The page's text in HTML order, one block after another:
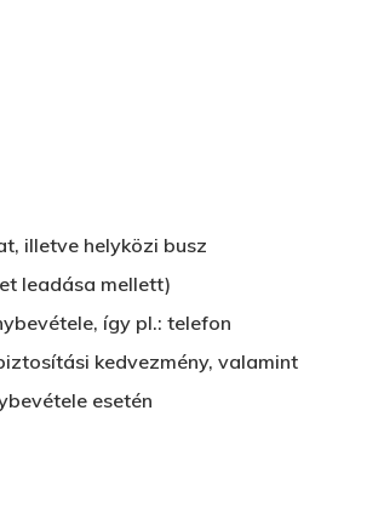
illetve helyközi busz
leadása mellett)
így pl.: telefon
kedvezmény, valamint
esetén